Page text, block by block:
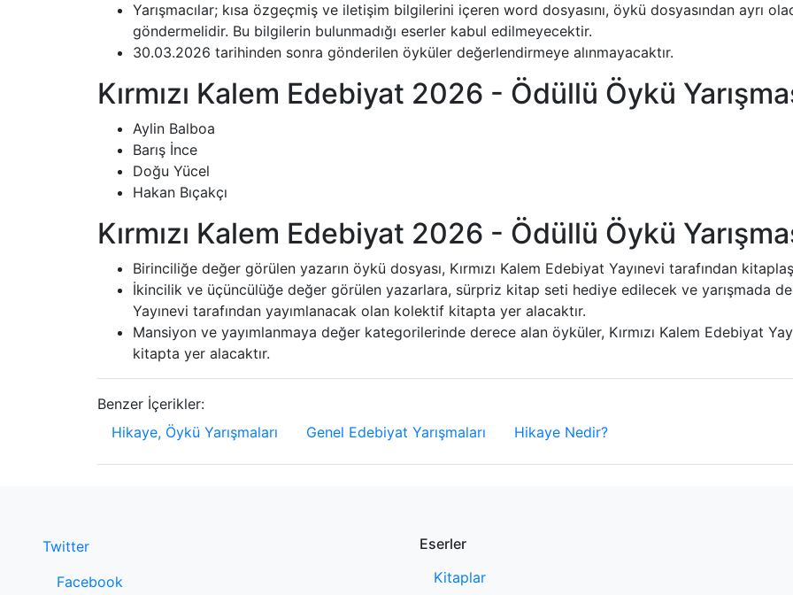
Yarışmacılar; kısa özgeçmiş ve iletişim bilgilerini içeren word dosyasını, öykü dosyasından ayrı
göndermelidir. Bu bilgilerin bulunmadığı eserler kabul edilmeyecektir.
30.03.2026 tarihinden sonra gönderilen öyküler değerlendirmeye alınmayacaktır.
Kırmızı Kalem Edebiyat 2026 - Ödüllü Öykü
Aylin Balboa
Barış İnce
Doğu Yücel
Hakan Bıçakçı
Kırmızı Kalem Edebiyat 2026 - Ödüllü Öykü
Birinciliğe değer görülen yazarın öykü dosyası, Kırmızı Kalem Edebiyat Yayınevi tarafından
İkincilik ve üçüncülüğe değer görülen yazarlara, sürpriz kitap seti hediye edilecek ve yarışmada
Yayınevi tarafından yayımlanacak olan kolektif kitapta yer alacaktır.
Mansiyon ve yayımlanmaya değer kategorilerinde derece alan öyküler, Kırmızı Kalem Edebiyat
kitapta yer alacaktır.
Benzer İçerikler:
Hikaye, Öykü Yarışmaları
Genel Edebiyat Yarışmaları Hikaye Nedir?
Twitter
Facebook
Eserler
Kitaplar